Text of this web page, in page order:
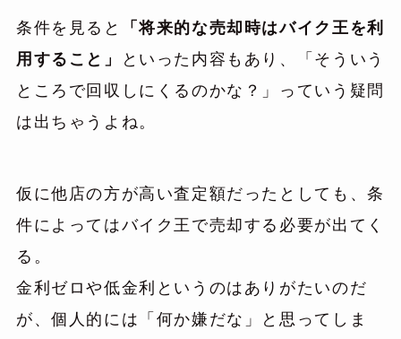
条件を見ると
「将来的な売却時はバイク王を利
用すること」
といった内容もあり、「そういう
ところで回収しにくるのかな？」っていう疑問
は出ちゃうよね。
仮に他店の方が高い査定額だったとしても、条
件によってはバイク王で売却する必要が出てく
る。
金利ゼロや低金利というのはありがたいのだ
が、個人的には「何か嫌だな」と思ってしま